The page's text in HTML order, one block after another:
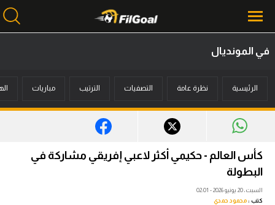
أخبار
ميركاتو
فانتازي في الجول
في المونديال
الرئيسية نظرة عامة التصفيات الترتيب مباريات
كأس العالم - حكيمي أكثر لاعبي إفريقي مشاركة في
البطولة
السبت، 20 يونيو 2026 - 02:01
كتب :محمود حمدي